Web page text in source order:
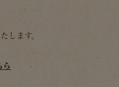
します。
ら